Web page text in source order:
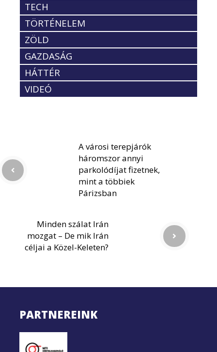
TECH
TÖRTÉNELEM
ZÖLD
GAZDASÁG
HÁTTÉR
VIDEÓ
A városi terepjárók
háromszor annyi
parkolódíjat fizetnek,
mint a többiek
Párizsban
Minden szálat Irán
mozgat – De mik Irán
céljai a Közel-Keleten?
PARTNEREINK